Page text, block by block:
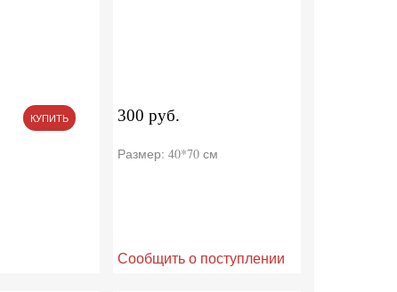
КУПИТЬ 300 руб.
Размер: 40*70 см
Сообщить о поступлении